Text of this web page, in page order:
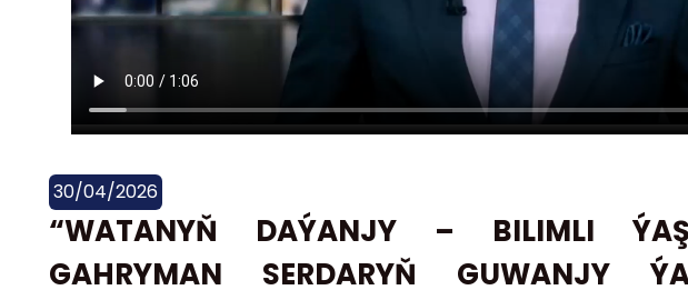
30/04/2026
“WATANYŇ DAÝANJY – BILIMLI
GAHRYMAN SERDARYŇ GUWANJY